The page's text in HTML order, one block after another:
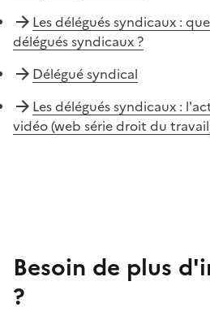
Les délégués syndicaux :
délégués syndicaux ?
Délégué syndical
Les délégués syndicaux :
vidéo (web série droit du
Besoin de plus
?